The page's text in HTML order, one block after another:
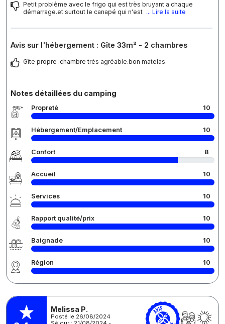
Petit problème avec le frigo qui est très bruyant a chaque
démarrage.et surtout le canapé qui n'est ... Lire la suite
Avis sur l'hébergement : Gîte 33m² - 2 chambres
Gîte propre .chambre très agréable.bon matelas.
Notes détaillées du camping
Propreté 10
Hébergement/Emplacement 10
Confort 8
Accueil 10
Services 10
Rapport qualité/prix 10
Baignade 10
Région 10
Melissa P.
Posté le 26/08/2024